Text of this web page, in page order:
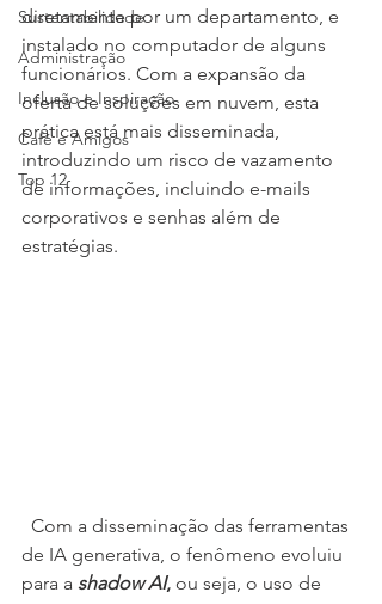
Sustentabilidade
Administração
Inclusão e Inspiração
Café e Amigos
Top 12
diretamente por um departamento, e
instalado no computador de alguns
funcionários. Com a expansão da
oferta de soluções em nuvem, esta
prática está mais disseminada,
introduzindo um risco de vazamento
de informações, incluindo e-mails
corporativos e senhas além de
estratégias.
de IA generativa, o fenômeno evoluiu
para a shadow AI, ou seja, o uso de